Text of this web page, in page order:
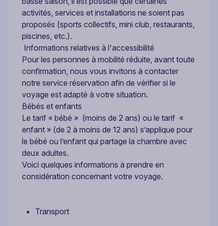
activités, services et installations ne soient pas
proposés (sports collectifs, mini club, restaurants,
piscines, etc.).
Informations relatives à l'accessibilité
Pour les personnes à mobilité réduite, avant toute
confirmation, nous vous invitons à contacter
notre service réservation afin de vérifier si le
voyage est adapté à votre situation.
Bébés et enfants
Le tarif « bébé » (moins de 2 ans) ou le tarif «
enfant » (de 2 à moins de 12 ans) s’applique pour
le bébé ou l’enfant qui partage la chambre avec
deux adultes.
Voici quelques informations à prendre en
considération concernant votre voyage.
Transport